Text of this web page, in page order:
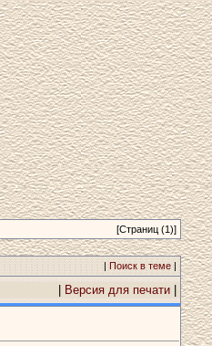
[Страниц (1)]
|Поиск в теме|
Версия для печати